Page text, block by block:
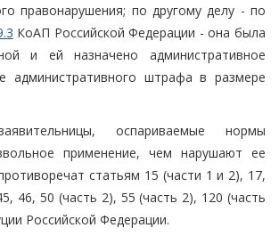
правонарушения; по другому делу - по
КоАП Российской Федерации - она была
и ей назначено административное
административного штрафа в размере
оспариваемые нормы
применение, чем нарушают ее
статьям 15 (части 1 и 2), 17,
46, 50 (часть 2), 55 (часть 2), 120 (часть
Российской Федерации.